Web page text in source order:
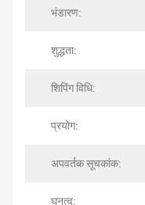
भंडारण:
शुद्धता:
शिपिंग विधि:
प्रयोग:
अपवर्तक सूचकांक:
घनत्व: